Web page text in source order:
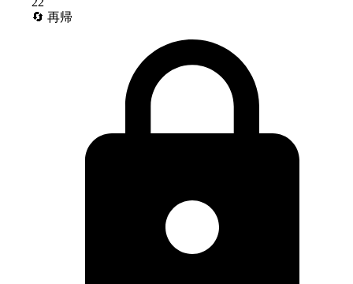
🔄 再帰